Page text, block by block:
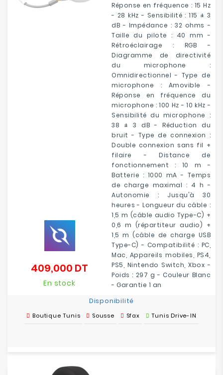
Réponse en fréquence : 15 Hz
- 28 kHz - Sensibilité : 115 ± 3
dB - Impédance : 32 ohms -
Taille du pilote : 40 mm -
Rétroéclairage : RGB -
Diagramme de directivité
du microphone :
Omnidirectionnel - Type de
microphone : Amovible -
Réponse en fréquence du
microphone : 100 Hz - 10 kHz -
Sensibilité du microphone :
38 ± 3 dB - Réduction du
bruit - Type de connexion :
Double connexion sans fil +
filaire - Distance de
fonctionnement : 10 m -
Batterie : 1000 mA - Temps
de charge maximal : 4 h -
Autonomie : Jusqu'à 30
heures - Longueur du câble :
1,5 m (câble audio Type-C) +
0,6 m (répartiteur audio) +
1,5 m (câble de charge USB
Type-C) - Compatibilité : PC,
Mac, Appareils mobiles, PS4,
PS5, Nintendo Switch, Xbox -
Poids : 297 g - Couleur Blanc
- Garantie 1 an
409,000 DT
En stock
Disponibilité
Boutique Tunis Sousse Sfax Tunis Drive-IN